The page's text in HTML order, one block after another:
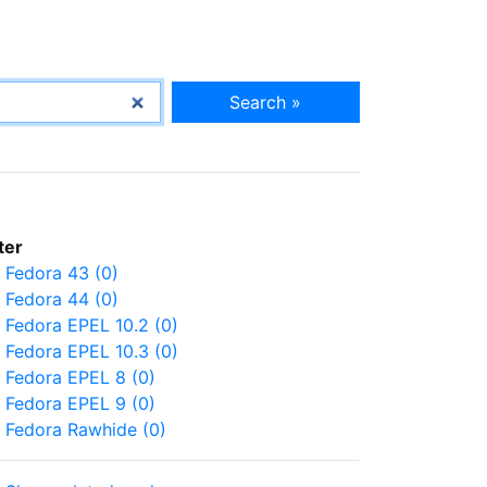
Search »
Fedora 43 (0)
Fedora 44 (0)
Fedora EPEL 10.2 (0)
Fedora EPEL 10.3 (0)
Fedora EPEL 8 (0)
Fedora EPEL 9 (0)
Fedora Rawhide (0)